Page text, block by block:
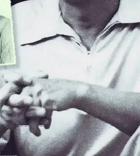
ei isää kyennyt saamaan hoitoon. Isä
otettiin esille. Sairaus piti salata
niin monissa suomalaisissa kodeissa
löysin isän jäämistöstä hänen
eivät koskaan kertoneet, että isäni
joukkojen tulkkina Itä-Karjalan ja
sotapäiväkirjat, tutustuin -
joka isäni oli ennen syntymääni. ”
muistelmakirja, jossa nuoren tytön
rintamakokemuksien kanssa. Se on
mieli murtuu, ja miksi Hymytyttö-
haluaa tappaa isänsä. Isän sota on